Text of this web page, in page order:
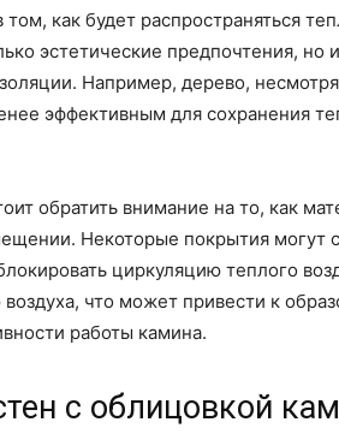
как будет распространяться
эстетические предпочтения, но
Например, дерево,
эффективным для сохранения
обратить внимание на то, как
Некоторые покрытия могут
циркуляцию теплого
что может привести к
работы камина.
с облицовкой